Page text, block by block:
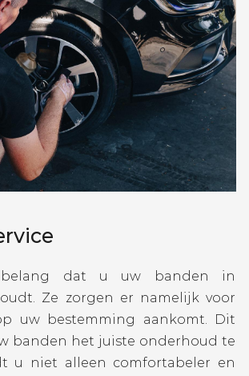
dat u uw banden in
Ze zorgen er namelijk voor
uw bestemming aankomt. Dit
banden het juiste onderhoud te
u niet alleen comfortabeler en